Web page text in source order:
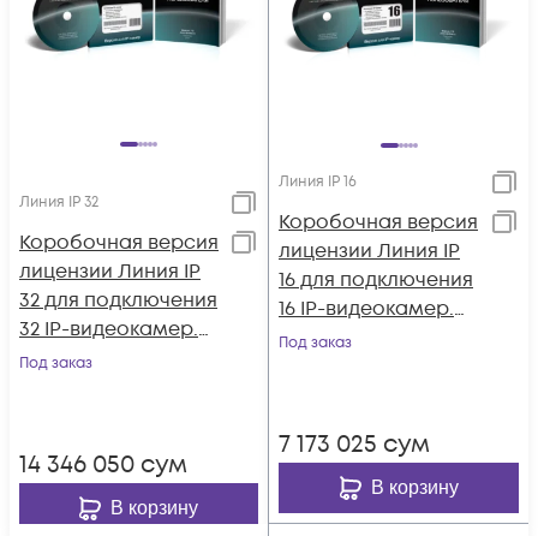
Линия IP 32
Коробочная версия
лицензии Линия IP
32 для подключения
32 IP-видеокамер.
Количество
Под заказ
14 346 050 сум
В корзину
Линия IP 16
Коробочная версия
лицензии Линия IP
16 для подключения
16 IP-видеокамер.
Количество
Под заказ
7 173 025 сум
В корзину